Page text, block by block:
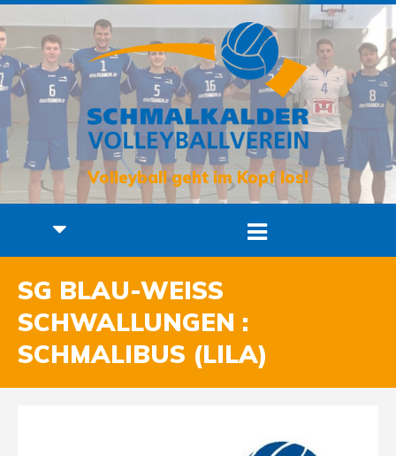
Volleyball geht im Kopf los!
SG BLAU-WEISS S
CHWALLUNGEN : S
CHMALIBUS (LILA)